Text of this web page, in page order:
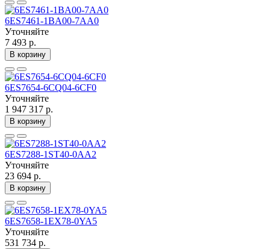
6ES7461-1BA00-7AA0
Уточняйте
7 493 р.
В корзину
6ES7654-6CQ04-6CF0
Уточняйте
1 947 317 р.
В корзину
6ES7288-1ST40-0AA2
Уточняйте
23 694 р.
В корзину
6ES7658-1EX78-0YA5
Уточняйте
531 734 р.